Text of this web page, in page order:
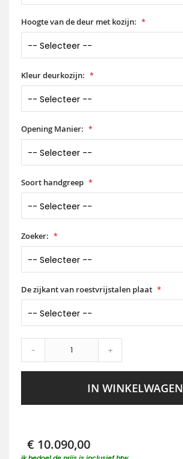
Hoogte van de deur met kozijn:
Kleur deurkozijn:
Opening Manier:
Soort handgreep
Zoeker:
De zijkant van roestvrijstalen plaat
- +
IN WINKELWAGEN
€ 10.090,00